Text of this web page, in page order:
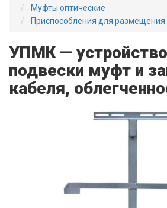
Муфты оптические
Приспособления для размещения
УПМК —
подвески муфт и
кабеля,